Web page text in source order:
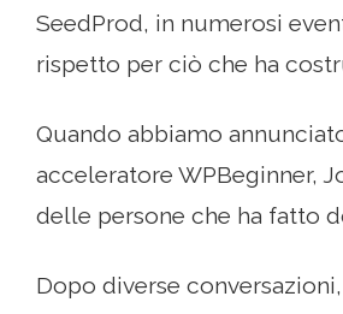
SeedProd, in numerosi
rispetto per ciò che ha
Quando abbiamo
acceleratore WPBeginner,
delle persone che ha fatto
Dopo diverse